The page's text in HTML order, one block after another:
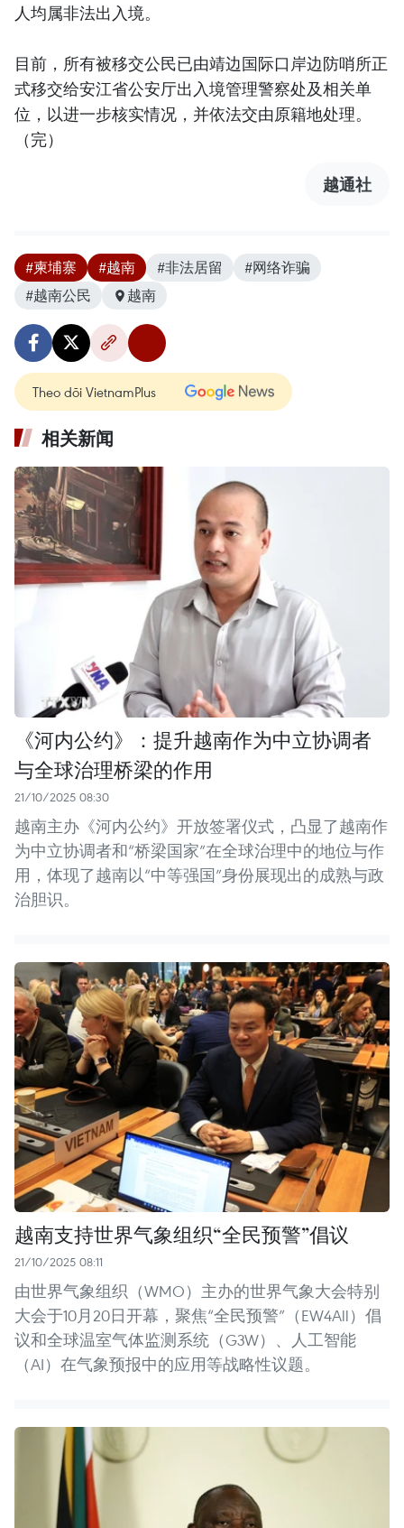
人均属非法出入境。
目前，所有被移交公民已由靖边国际口岸边防哨所正
式移交给安江省公安厅出入境管理警察处及相关单
位，以进一步核实情况，并依法交由原籍地处理。
（完）
越通社
#柬埔寨 #越南 #非法居留
#网络诈骗
#越南公民
越南
Theo dõi VietnamPlus
相关新闻
《河内公约》：提升越南作为中立协调者
与全球治理桥梁的作用
21/10/2025 08:30
越南主办《河内公约》开放签署仪式，凸显了越南作
为中立协调者和“桥梁国家”在全球治理中的地位与作
用，体现了越南以“中等强国”身份展现出的成熟与政
治胆识。
越南支持世界气象组织“全民预警”倡议
21/10/2025 08:11
由世界气象组织（WMO）主办的世界气象大会特别
大会于10月20日开幕，聚焦“全民预警”（EW4All）倡
议和全球温室气体监测系统（G3W）、人工智能
（AI）在气象预报中的应用等战略性议题。 ​